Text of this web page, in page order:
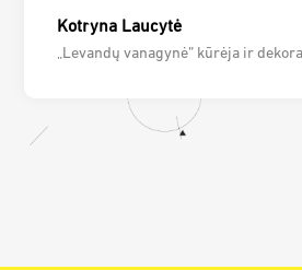
Kotryna Laucytė
„Levandų vanagynė” kūrėja ir